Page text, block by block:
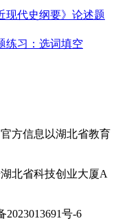
现代史纲要》论述题
练习：选词填空
方信息以湖北省教育
北省科技创业大厦A
号-6